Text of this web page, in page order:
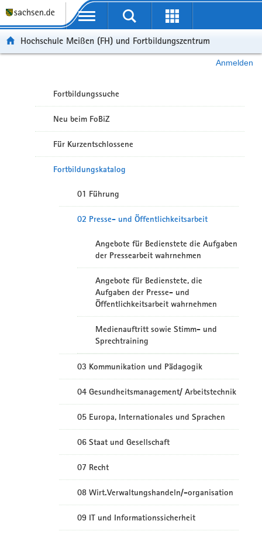
Portalübergreifende Navigation
Hochschule Meißen (FH) und Fortbildungszentrum
Anmelden
Fortbildungssuche
Neu beim FoBiZ
Für Kurzentschlossene
Fortbildungskatalog
01 Führung
02 Presse- und Öffentlichkeitsarbeit
Angebote für Bedienstete die Aufgaben
der Pressearbeit wahrnehmen
Angebote für Bedienstete, die
Aufgaben der Presse- und
Öffentlichkeitsarbeit wahrnehmen
Medienauftritt sowie Stimm- und
Sprechtraining
03 Kommunikation und Pädagogik
04 Gesundheitsmanagement/ Arbeitstechnik
05 Europa, Internationales und Sprachen
06 Staat und Gesellschaft
07 Recht
08 Wirt.Verwaltungshandeln/-organisation
09 IT und Informationssicherheit